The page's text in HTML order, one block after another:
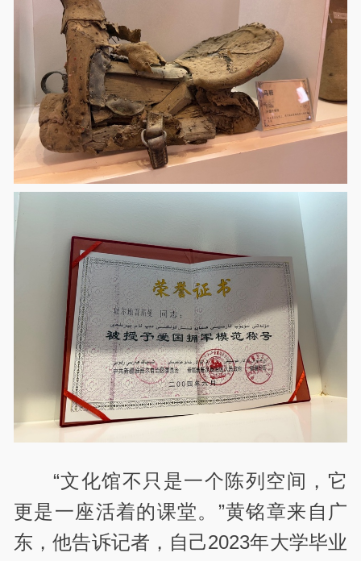
“文化馆不只是一个陈列空间，它
更是一座活着的课堂。”黄铭章来自广
东，他告诉记者，自己2023年大学毕业